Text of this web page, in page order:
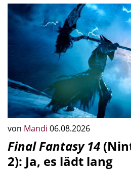
von Mandi 06.08.2026
Final Fantasy 14
2): Ja, es lädt lang